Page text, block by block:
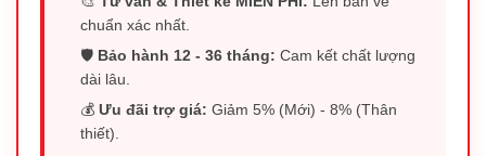
chuẩn xác nhất.
🛡️ Bảo hành 12 - 36 tháng: Cam kết chất lượng
dài lâu.
💰Ưu đãi trợ giá: Giảm 5% (Mới) - 8% (Thân
thiết).